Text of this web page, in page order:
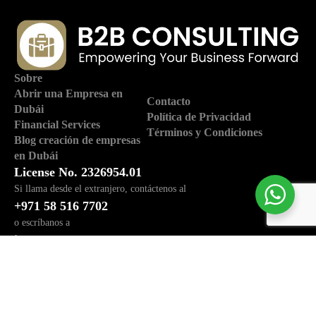
Sobre
Abrir una Empresa en
Dubái
Financial Services
Blog creación de empresas
en Dubái
Contacto
Política de Privacidad
Términos y Condiciones
License No. 2326954.01
Si llama desde el extranjero, contáctenos al
+971 58 516 7702
o escríbanos a
info@b2bconsulty.com